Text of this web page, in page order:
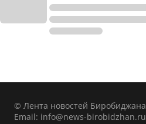
© Лента новостей Биробиджана
Email: info@news-birobidzhan.ru